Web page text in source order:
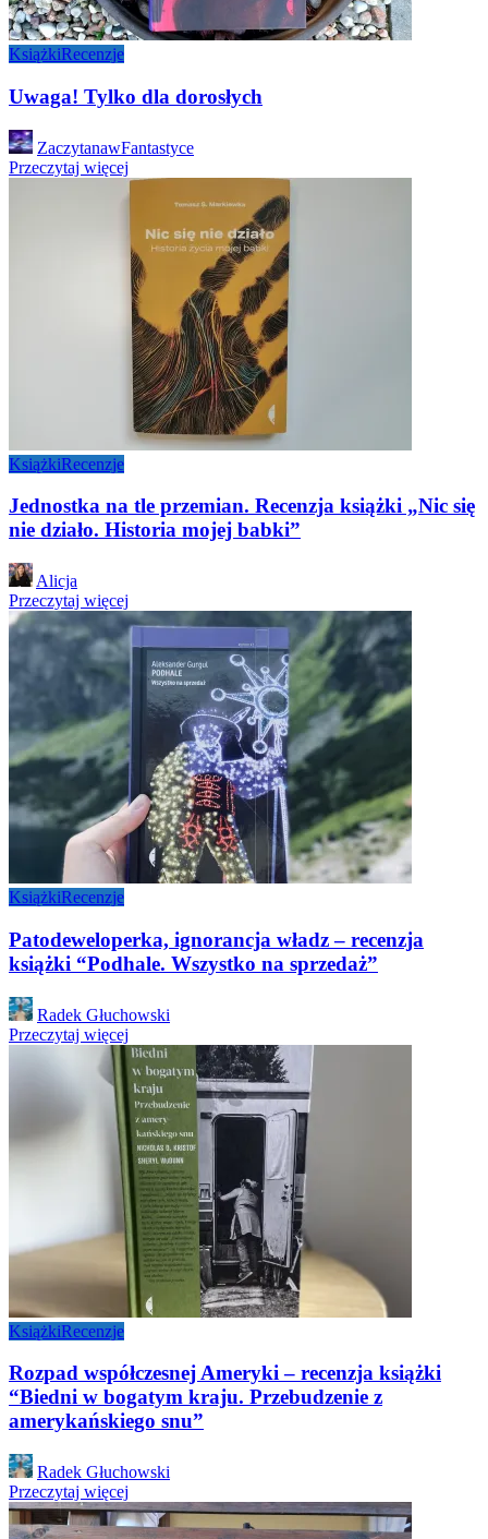
KsiążkiRecenzje
Uwaga! Tylko dla dorosłych
Posted
by
ZaczytanawFantastyce
Przeczytaj więcej
KsiążkiRecenzje
Jednostka na tle przemian. Recenzja książki „Nic się
nie działo. Historia mojej babki”
Posted
by
Alicja
Przeczytaj więcej
KsiążkiRecenzje
Patodeweloperka, ignorancja władz – recenzja
książki “Podhale. Wszystko na sprzedaż”
Posted
by
Radek Głuchowski
Przeczytaj więcej
KsiążkiRecenzje
Rozpad współczesnej Ameryki – recenzja książki
“Biedni w bogatym kraju. Przebudzenie z
amerykańskiego snu”
Posted
by
Radek Głuchowski
Przeczytaj więcej